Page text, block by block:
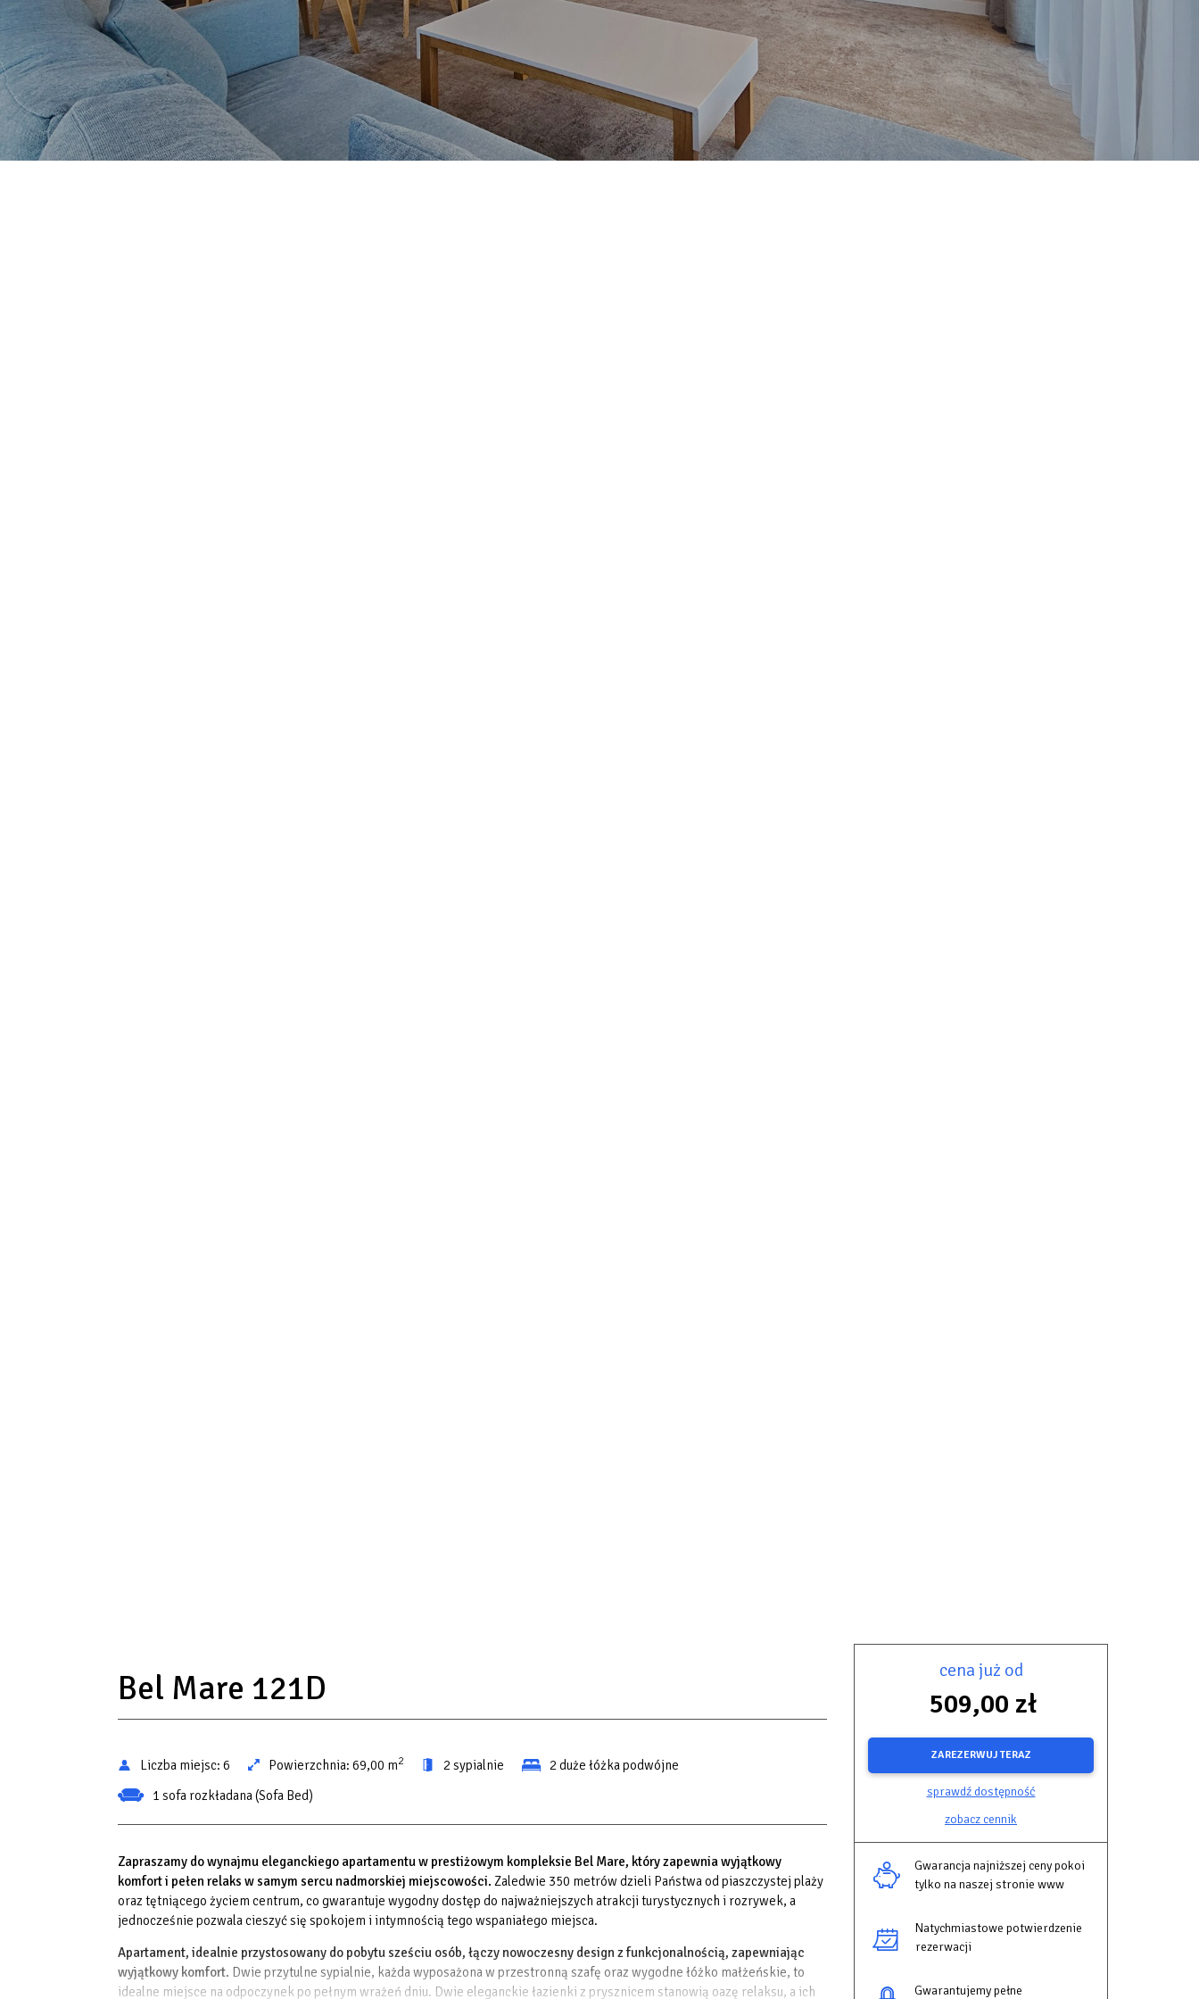
Bel Mare 121D
Liczba miejsc: 6 Powierzchnia: 69,00 m2 2 sypialnie
2 duże łóżka podwójne
1 sofa rozkładana (Sofa Bed)
Zapraszamy do wynajmu eleganckiego apartamentu w prestiżowym kompleksie Bel Mare, który zapewnia wyjątkowy
komfort i pełen relaks w samym sercu nadmorskiej miejscowości. Zaledwie 350 metrów dzieli Państwa od piaszczystej plaży
oraz tętniącego życiem centrum, co gwarantuje wygodny dostęp do najważniejszych atrakcji turystycznych i rozrywek, a
jednocześnie pozwala cieszyć się spokojem i intymnością tego wspaniałego miejsca.
Apartament, idealnie przystosowany do pobytu sześciu osób, łączy nowoczesny design z funkcjonalnością, zapewniając
wyjątkowy komfort. Dwie przytulne sypialnie, każda wyposażona w przestronną szafę oraz wygodne łóżko małżeńskie, to
idealne miejsce na odpoczynek po pełnym wrażeń dniu. Dwie eleganckie łazienki z prysznicem stanowią oazę relaksu, a ich
cena już od
509,00 zł
ZAREZERWUJ TERAZ
sprawdź dostępność
zobacz cennik
Gwarancja najniższej ceny pokoi
tylko na naszej stronie www
Natychmiastowe potwierdzenie
rezerwacji
Gwarantujemy pełne